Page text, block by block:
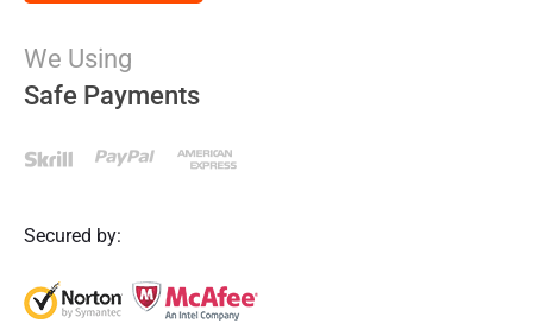
We Using
Safe Payments
Secured by: